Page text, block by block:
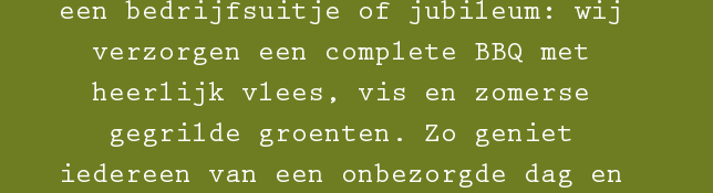
een bedrijfsuitje of jubileum: wij
verzorgen een complete BBQ met
heerlijk vlees, vis en zomerse
gegrilde groenten. Zo geniet
iedereen van een onbezorgde dag en